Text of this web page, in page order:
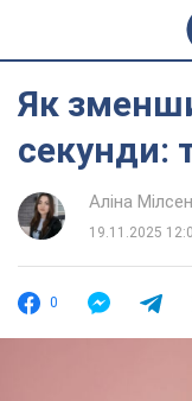
Як
секунди:
Аліна
19.11.2025
0